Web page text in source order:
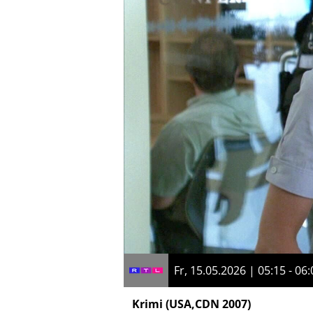
Fr, 15.05.2026 | 05:15 -
Krimi (USA,CDN 2007)